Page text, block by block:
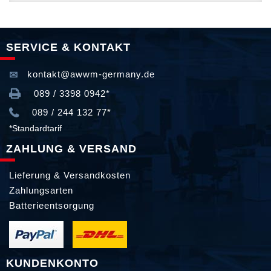
SERVICE & KONTAKT
kontakt@awwm-germany.de
089 / 3398 0942*
089 / 244 132 77*
*Standardtarif
ZAHLUNG & VERSAND
Lieferung & Versandkosten
Zahlungsarten
Batterieentsorgung
KUNDENKONTO